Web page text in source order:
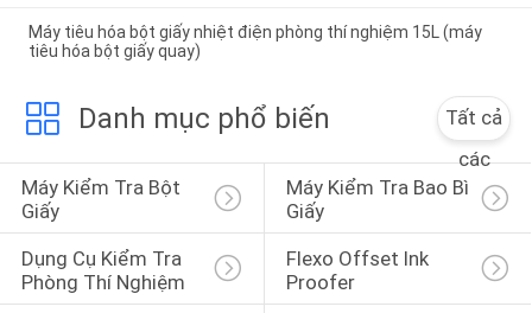
Máy tiêu hóa bột giấy nhiệt điện phòng thí nghiệm 15L (máy
tiêu hóa bột giấy quay)
Danh mục phổ biến
Tất cả
các
Máy Kiểm Tra Bột
Giấy
Máy Kiểm Tra Bao Bì
Giấy
Dụng Cụ Kiểm Tra
Phòng Thí Nghiệm
Flexo Offset Ink
Proofer